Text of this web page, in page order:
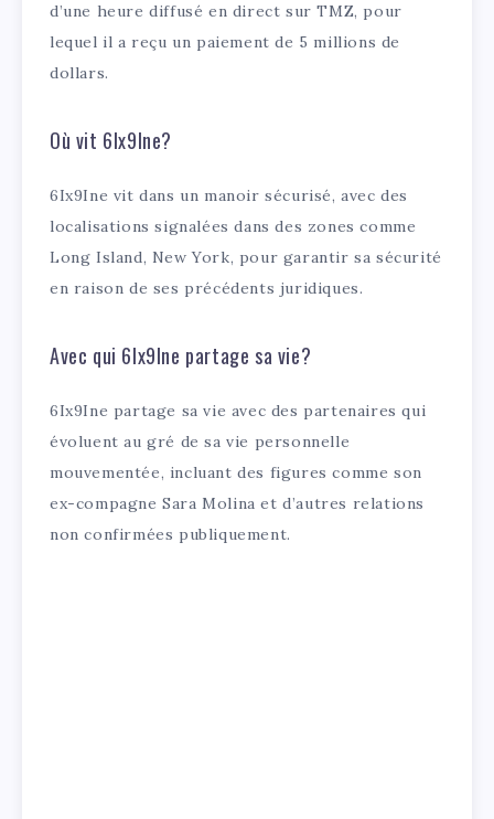
d’une heure diffusé en direct sur TMZ, pour
lequel il a reçu un paiement de 5 millions de
dollars.
Où vit 6Ix9Ine?
6Ix9Ine vit dans un manoir sécurisé, avec des
localisations signalées dans des zones comme
Long Island, New York, pour garantir sa sécurité
en raison de ses précédents juridiques.
Avec qui 6Ix9Ine partage sa vie?
6Ix9Ine partage sa vie avec des partenaires qui
évoluent au gré de sa vie personnelle
mouvementée, incluant des figures comme son
ex-compagne Sara Molina et d’autres relations
non confirmées publiquement.